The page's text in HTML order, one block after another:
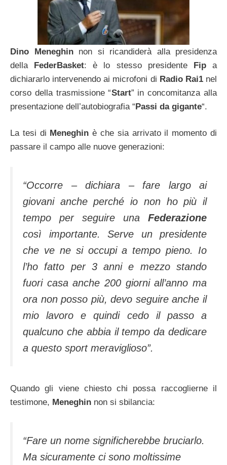
Dino Meneghinnon si ricandiderà alla presidenza
della FederBasket: è lo stesso presidente Fipa
dichiararlo intervenendo ai microfoni di Radio Rai1nel
corso della trasmissione “Start” in concomitanza alla
presentazione dell’autobiografia “Passi da gigante“.
La tesi di Meneghin è che sia arrivato il momento di
passare il campo alle nuove generazioni:
“Occorre – dichiara – fare largo ai
giovani anche perché io non ho più il
tempo per seguire una Federazione
così importante. Serve un presidente
che ve ne si occupi a tempo pieno. Io
l’ho fatto per 3 anni e mezzo stando
fuori casa anche 200 giorni all’anno ma
ora non posso più, devo seguire anche il
mio lavoro e quindi cedo il passo a
qualcuno che abbia il tempo da dedicare
a questo sport meraviglioso”.
Quando gli viene chiesto chi possa raccoglierne il
testimone, Meneghin non si sbilancia:
“Fare un nome significherebbe bruciarlo.
Ma sicuramente ci sono moltissime